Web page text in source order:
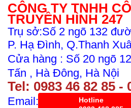
CÔNG TY TNHH
TRUYỀN HÌNH 247
Trụ sở:Số 2 ngõ 132
P. Hạ Đình, Q.Thanh
Cửa hàng : Số 20 ngõ
Tấn , Hà Đông, Hà Nội
Tel: 0983 46 82 85 -
Email:
Hotline